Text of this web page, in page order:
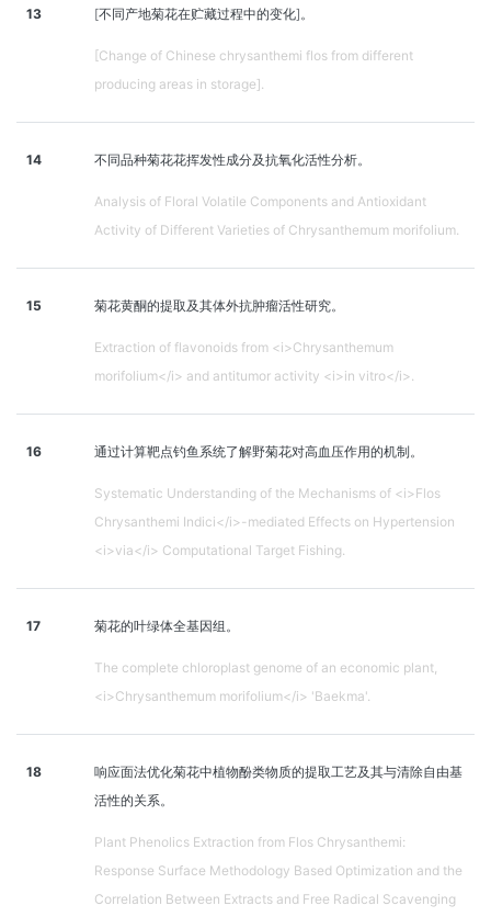
13 [不同产地菊花在贮藏过程中的变化]。
[Change of Chinese chrysanthemi flos from different
producing areas in storage].
14 不同品种菊花花挥发性成分及抗氧化活性分析。
Analysis of Floral Volatile Components and Antioxidant
Activity of Different Varieties of Chrysanthemum morifolium.
15 菊花黄酮的提取及其体外抗肿瘤活性研究。
Extraction of flavonoids from <i>Chrysanthemum
morifolium</i> and antitumor activity <i>in vitro</i>.
16 通过计算靶点钓鱼系统了解野菊花对高血压作用的机制。
Systematic Understanding of the Mechanisms of <i>Flos
Chrysanthemi Indici</i>-mediated Effects on Hypertension
<i>via</i> Computational Target Fishing.
17 菊花的叶绿体全基因组。
The complete chloroplast genome of an economic plant,
<i>Chrysanthemum morifolium</i> 'Baekma'.
18
响应面法优化菊花中植物酚类物质的提取工艺及其与清除自由基
活性的关系。
Plant Phenolics Extraction from Flos Chrysanthemi:
Response Surface Methodology Based Optimization and the
Correlation Between Extracts and Free Radical Scavenging